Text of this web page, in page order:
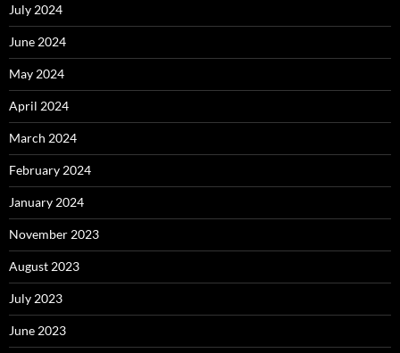
July 2024
June 2024
May 2024
April 2024
March 2024
February 2024
January 2024
November 2023
August 2023
July 2023
June 2023